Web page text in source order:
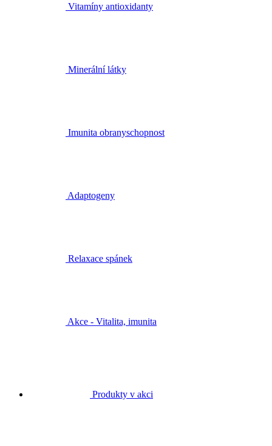
Vitamíny antioxidanty
Minerální látky
Imunita obranyschopnost
Adaptogeny
Relaxace spánek
Akce - Vitalita, imunita
Produkty v akci